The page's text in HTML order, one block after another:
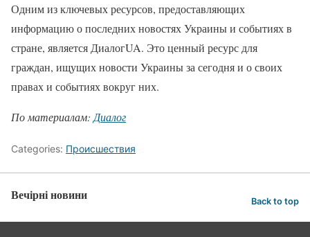
Одним из ключевых ресурсов, предоставляющих
информацию о последних новостях Украины и событиях в
стране, является ДиалогUA. Это ценный ресурс для
граждан, ищущих новости Украины за сегодня и о своих
правах и событиях вокруг них.
По материалам: Диалог
Categories: Происшествия
Вечірні новини Back to top